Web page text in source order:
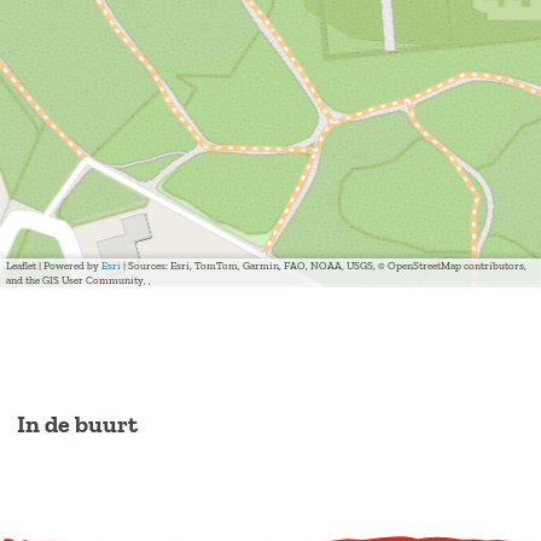
In de buurt
Leaflet | Powered by Esri | Sources: Esri, TomTom, Garmin, FAO, NOAA, USGS, © OpenStreetMap contributors,
and the GIS User Community, ,